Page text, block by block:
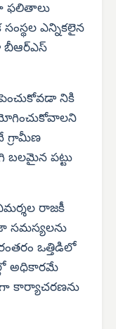
ఫలితాలు
ఎన్నికలైన
బీఆర్‌ఎస్
నికి
గ్రామీణ
బలమైన పట్టు
రాజకీ
సమస్యలను
ఒత్తిడిలో
అధికారమే
కార్యాచరణను